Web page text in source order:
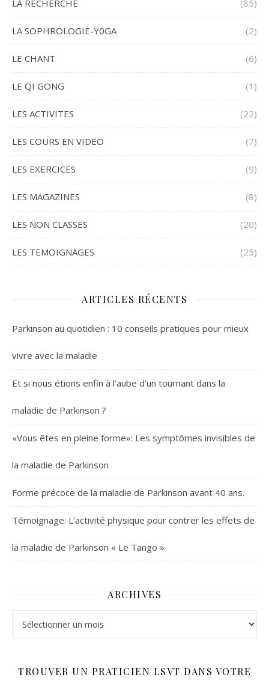
LA RECHERCHE (85)
LA SOPHROLOGIE-Y0GA (2)
LE CHANT (6)
LE QI GONG (1)
LES ACTIVITES (22)
LES COURS EN VIDEO (7)
LES EXERCICES (9)
LES MAGAZINES (8)
LES NON CLASSES (20)
LES TEMOIGNAGES (25)
ARTICLES RÉCENTS
Parkinson au quotidien : 10 conseils pratiques pour mieux
vivre avec la maladie
Et si nous étions enfin à l’aube d’un tournant dans la
maladie de Parkinson ?
«Vous êtes en pleine forme»: Les symptômes invisibles de
la maladie de Parkinson
Forme précoce de la maladie de Parkinson avant 40 ans.
Témoignage: L’activité physique pour contrer les effets de
la maladie de Parkinson « Le Tango »
ARCHIVES
TROUVER UN PRATICIEN LSVT DANS VOTRE